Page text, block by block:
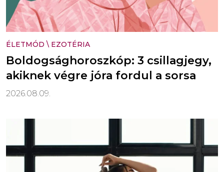
ÉLETMÓD \ EZOTÉRIA
Boldogsághoroszkóp: 3 csillagjegy,
akiknek végre jóra fordul a sorsa
2026.08.09.